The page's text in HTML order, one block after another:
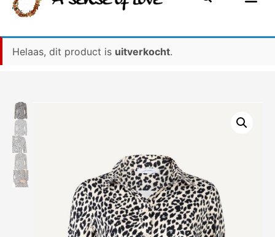
Helaas, dit product is uitverkocht.